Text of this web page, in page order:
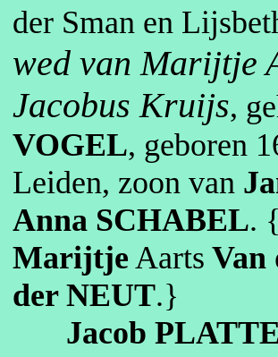
der Sman en
wed vanMarijtje
JacobusKruijs,
VOGEL, geboren
Leiden, zoon van
Anna SCHABEL.
Marijtje Aarts Van
der NEUT.}
Jacob